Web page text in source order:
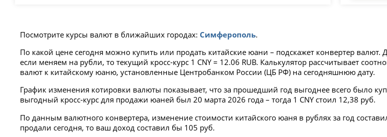
Посмотрите курсы валют в ближайших городах: Симферополь.
По какой цене сегодня можно купить или продать китайские юани – подскажет конвертер
если меняем на рубли, то текущий кросс-курс 1 CNY = 12.06 RUB. Калькулятор рассчитывает
валют к китайскому юаню, установленные Центробанком России (ЦБ РФ) на сегодняшнюю дату.
График изменения котировки валюты показывает, что за прошедший год выгоднее всего было
выгодный кросс-курс для продажи юаней был 20 марта 2026 года – тогда 1 CNY стоил 12,38 руб.
По данным валютного конвертера, изменение стоимости китайского юаня в рублях за год
продали сегодня, то ваш доход составил бы 105 руб.